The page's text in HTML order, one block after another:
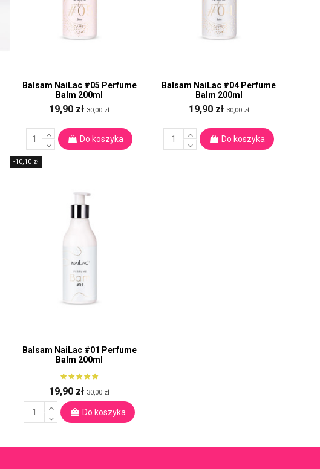
Balsam NaiLac #05 Perfume
Balm 200ml
19,90 zł30,00 zł
Do koszyka
Balsam NaiLac #04 Perfume
Balm 200ml
19,90 zł30,00 zł
Do koszyka
-10,10 zł
Balsam NaiLac #01 Perfume
Balm 200ml
19,90 zł30,00 zł
Do koszyka